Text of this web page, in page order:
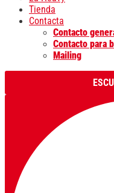
Tienda
Contacta
Contacto
Contacto para
Mailing